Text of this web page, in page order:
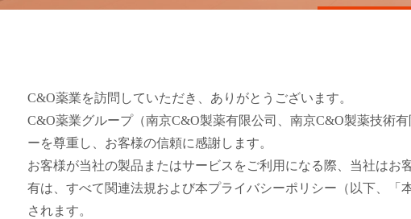
C&O薬業を訪問していただき、ありがとうございます。
C&O薬業グループ（南京C&O製薬有限公司、南京C&O製薬技術
ーを尊重し、お客様の信頼に感謝します。
お客様が当社の製品またはサービスをご利用になる際、当社は
有は、すべて関連法規および本プライバシーポリシー（以下、
されます。